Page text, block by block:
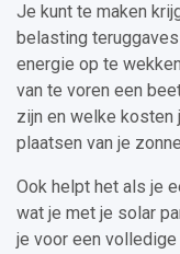
Je kunt te maken
belasting
energie op te
van te voren een
zijn en welke
plaatsen van je
Ook helpt het als je
wat je met je solar
je voor een